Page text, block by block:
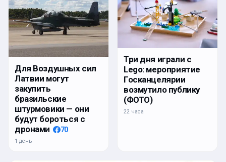
Для Воздушных сил
Латвии могут
закупить
бразильские
штурмовики — они
будут бороться с
дронами
70
1 день
Три дня играли с
Lego: мероприятие
Госканцелярии
возмутило публику
(ФОТО)
22 часа